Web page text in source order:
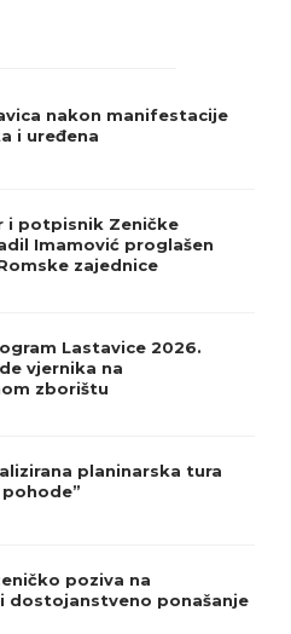
nakon manifestacije
i uređena
i potpisnik Zeničke
Imamović proglašen
zajednice
Lastavice 2026.
vjernika na
zborištu
planinarska tura
poziva na
dostojanstveno ponašanje